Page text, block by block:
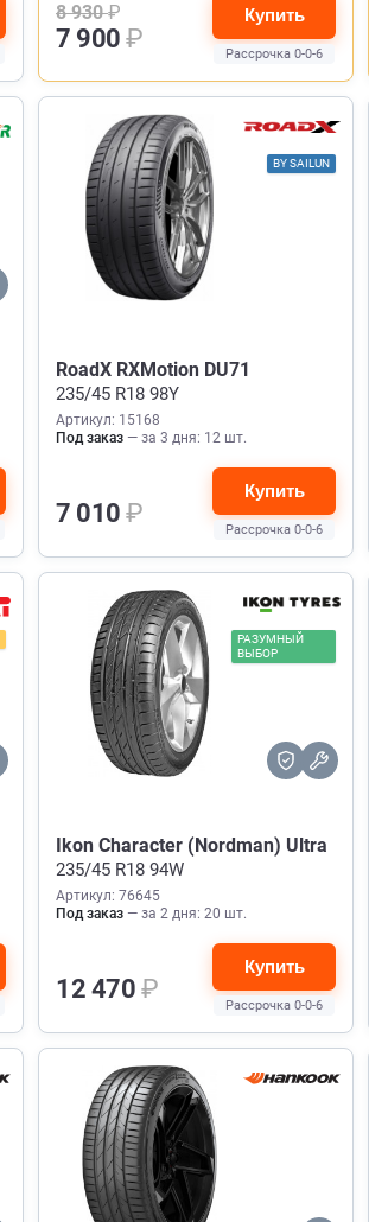
8 930₽
7 900₽
Купить
Рассрочка 0-0-6
BY SAILUN
RoadX RXMotion DU71
235/45 R18 98Y
Артикул: 15168
Под заказ — за 3 дня: 12 шт.
7 010₽
Купить
Рассрочка 0-0-6
РАЗУМНЫЙ
ВЫБОР
Ikon Character (Nordman) Ultra
235/45 R18 94W
Артикул: 76645
Под заказ — за 2 дня: 20 шт.
12 470 ₽
Купить
Рассрочка 0-0-6